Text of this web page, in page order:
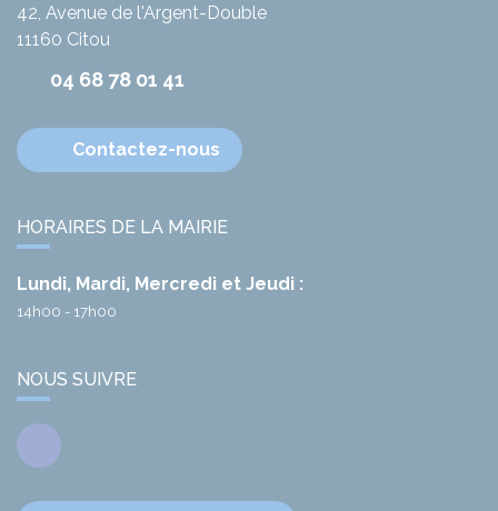
42, Avenue de l'Argent-Double
11160 Citou
04 68 78 01 41
Contactez-nous
HORAIRES DE LA MAIRIE
Lundi, Mardi, Mercredi et Jeudi :
14h00 - 17h00
NOUS SUIVRE
Facebook